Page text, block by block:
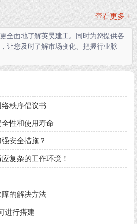
查看更多 +
全面地了解英昊建工。同时为您提供各
让您及时了解市场变化、把握行业脉
秩序倡议书
性和使用寿命
安全措施？
复杂的工作环境！
的解决方法
进行搭建